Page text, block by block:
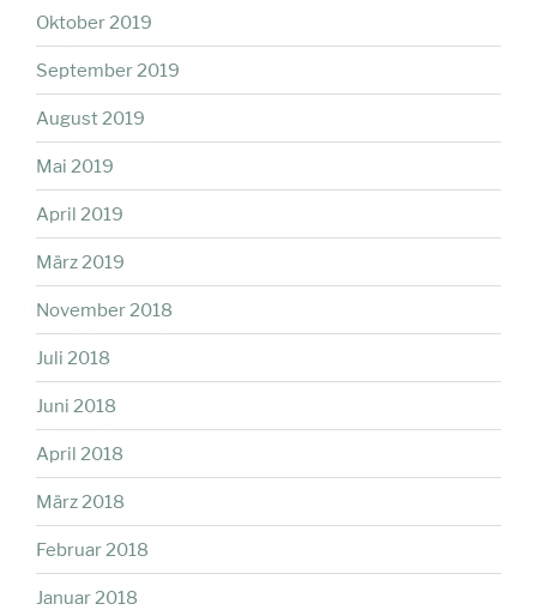
Oktober 2019
September 2019
August 2019
Mai 2019
April 2019
März 2019
November 2018
Juli 2018
Juni 2018
April 2018
März 2018
Februar 2018
Januar 2018